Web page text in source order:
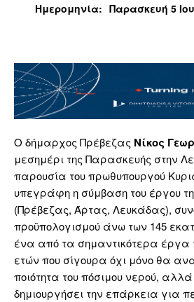
Ημερομηνία: Παρασκευή 5
Ο δήμαρχος Πρέβεζας Νίκος
μεσημέρι της Παρασκευής στην
παρουσία του πρωθυπουργού
υπεγράφη η σύμβαση του έργου
(Πρέβεζας, Άρτας, Λευκάδας),
προϋπολογισμού άνω των 145
ένα από τα σημαντικότερα έργα
ετών που σίγουρα όχι μόνο θα
ποιότητα του πόσιμου νερού,
δημιουργήσει την επάρκεια για